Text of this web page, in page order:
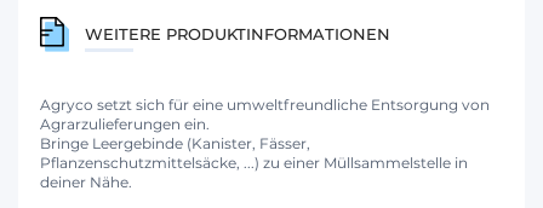
WEITERE PRODUKTINFORMATIONEN
Agryco setzt sich für eine umweltfreundliche Entsorgung von
Agrarzulieferungen ein.
Bringe Leergebinde (Kanister, Fässer,
Pflanzenschutzmittelsäcke, ...) zu einer Müllsammelstelle in
deiner Nähe.